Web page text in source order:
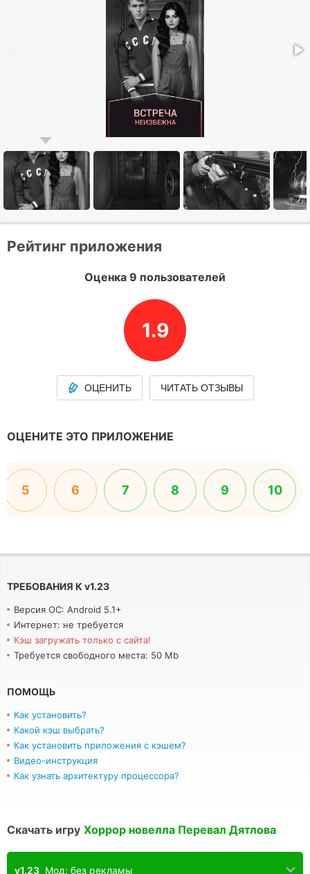
Рейтинг приложения
Оценка 9 пользователей
1.9
ОЦЕНИТЬ ЧИТАТЬ ОТЗЫВЫ
ОЦЕНИТЕ ЭТО ПРИЛОЖЕНИЕ
5 6 7 8 9 10
ТРЕБОВАНИЯ К v1.23
Версия ОС: Android 5.1+
Интернет: не требуется
Кэш загружать только с сайта!
Требуется свободного места: 50 Mb
ПОМОЩЬ
Как установить?
Какой кэш выбрать?
Как установить приложения с кэшем?
Видео-инструкция
Как узнать архитектуру процессора?
Скачать игру Хоррор новелла Перевал Дятлова
v1.23 Мод: без рекламы